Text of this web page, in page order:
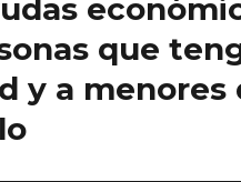
que
y a menores